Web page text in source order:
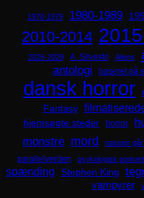
1970-1979 1980-1989
2010-2014
2025-2029 A. Silvestri Aliens
antologi baseret på
dansk horror
Fantasy
hjemsøgte steder
horror
monstre mord naturen
parallelverden psykologisk portræt
spænding Stephen King
vampyrer